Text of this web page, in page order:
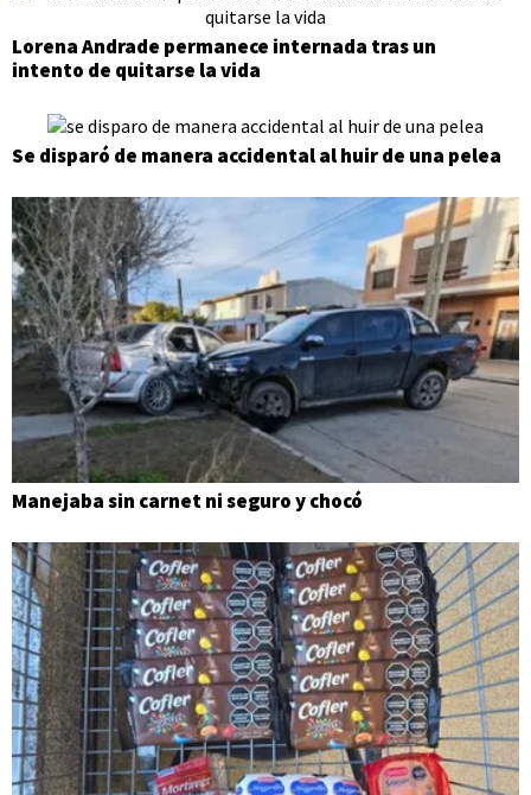
Lorena Andrade permanece internada tras un
intento de quitarse la vida
Se disparó de manera accidental al huir de una pelea
Manejaba sin carnet ni seguro y chocó